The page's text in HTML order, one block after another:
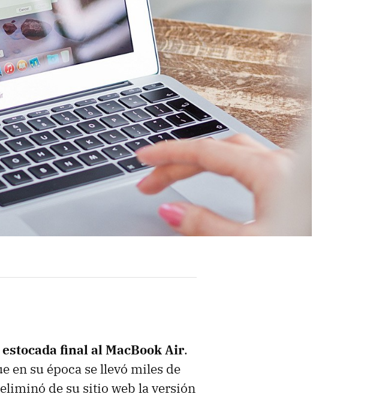
final al MacBook Air.
en su época se llevó miles de
de su sitio web la versión